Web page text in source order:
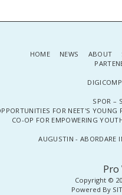
Pro
Copyright ©
Powered By
HOME NEWS ABOUT
SPOR –
FOR NEET'S
CO-OP FOR EMPOWERING
AUGUSTIN - ABORDARE